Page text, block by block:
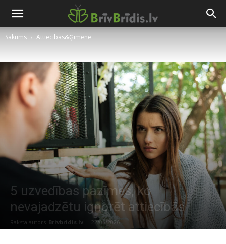
Sākums Attiecības&Ģimene
5 uzvedības pazīmes, ko
nevajadzētu ignorēt attiecībās
Raksta autors Brivbridis.lv - 22/05/2026